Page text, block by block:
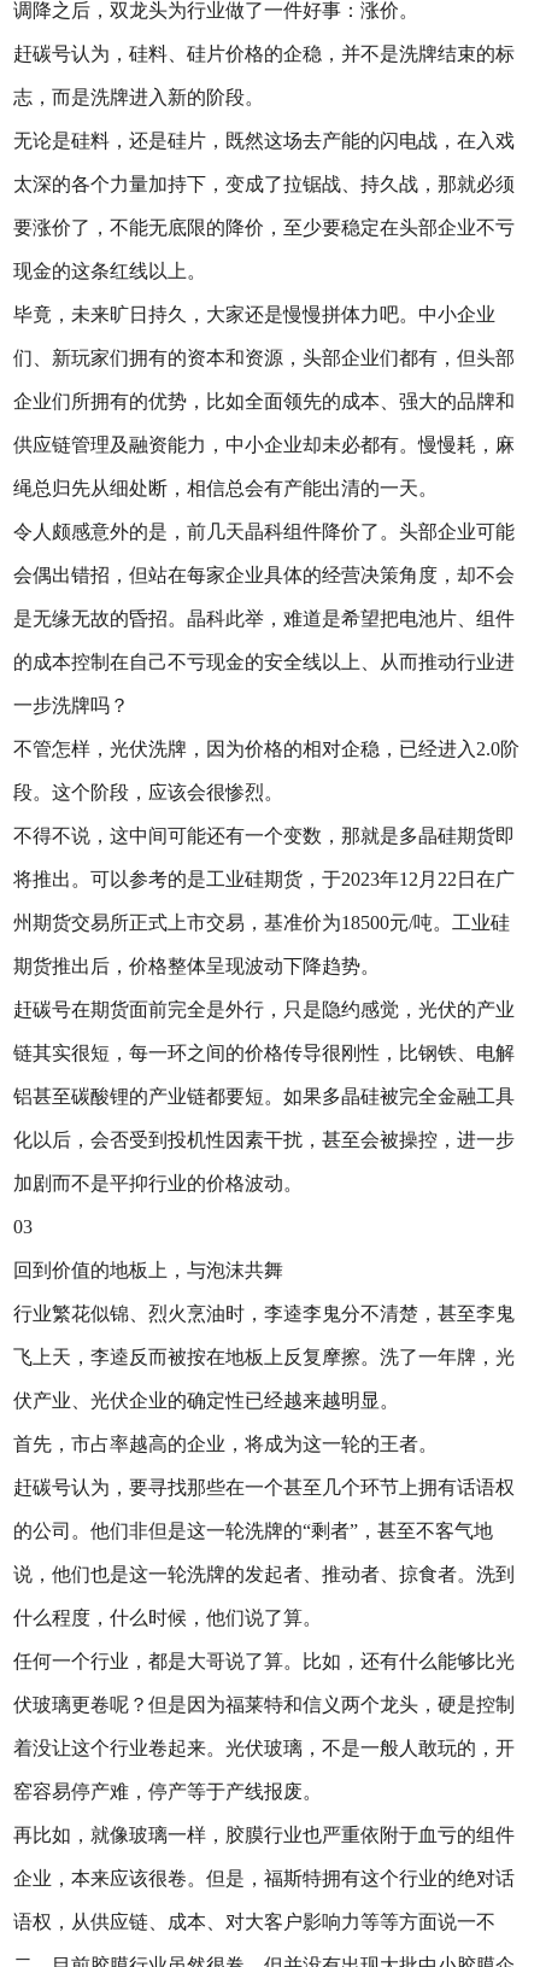
调降之后，双龙头为行业做了一件好事：涨价。
赶碳号认为，硅料、硅片价格的企稳，并不是洗牌结束的标
志，而是洗牌进入新的阶段。
无论是硅料，还是硅片，既然这场去产能的闪电战，在入戏
太深的各个力量加持下，变成了拉锯战、持久战，那就必须
要涨价了，不能无底限的降价，至少要稳定在头部企业不亏
现金的这条红线以上。
毕竟，未来旷日持久，大家还是慢慢拼体力吧。中小企业
们、新玩家们拥有的资本和资源，头部企业们都有，但头部
企业们所拥有的优势，比如全面领先的成本、强大的品牌和
供应链管理及融资能力，中小企业却未必都有。慢慢耗，麻
绳总归先从细处断，相信总会有产能出清的一天。
令人颇感意外的是，前几天晶科组件降价了。头部企业可能
会偶出错招，但站在每家企业具体的经营决策角度，却不会
是无缘无故的昏招。晶科此举，难道是希望把电池片、组件
的成本控制在自己不亏现金的安全线以上、从而推动行业进
一步洗牌吗？
不管怎样，光伏洗牌，因为价格的相对企稳，已经进入2.0阶
段。这个阶段，应该会很惨烈。
不得不说，这中间可能还有一个变数，那就是多晶硅期货即
将推出。可以参考的是工业硅期货，于2023年12月22日在广
州期货交易所正式上市交易，基准价为18500元/吨‌。工业硅
期货推出后，价格整体呈现波动下降趋势。
赶碳号在期货面前完全是外行，只是隐约感觉，光伏的产业
链其实很短，每一环之间的价格传导很刚性，比钢铁、电解
铝甚至碳酸锂的产业链都要短。如果多晶硅被完全金融工具
化以后，会否受到投机性因素干扰，甚至会被操控，进一步
加剧而不是平抑行业的价格波动。
03
回到价值的地板上，与泡沫共舞
行业繁花似锦、烈火烹油时，李逵李鬼分不清楚，甚至李鬼
飞上天，李逵反而被按在地板上反复摩擦。洗了一年牌，光
伏产业、光伏企业的确定性已经越来越明显。
首先，市占率越高的企业，将成为这一轮的王者。
赶碳号认为，要寻找那些在一个甚至几个环节上拥有话语权
的公司。他们非但是这一轮洗牌的“剩者”，甚至不客气地
说，他们也是这一轮洗牌的发起者、推动者、掠食者。洗到
什么程度，什么时候，他们说了算。
任何一个行业，都是大哥说了算。比如，还有什么能够比光
伏玻璃更卷呢？但是因为福莱特和信义两个龙头，硬是控制
着没让这个行业卷起来。光伏玻璃，不是一般人敢玩的，开
窑容易停产难，停产等于产线报废。
再比如，就像玻璃一样，胶膜行业也严重依附于血亏的组件
企业，本来应该很卷。但是，福斯特拥有这个行业的绝对话
语权，从供应链、成本、对大客户影响力等等方面说一不